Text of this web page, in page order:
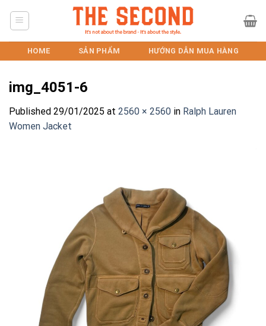
HOME SẢN PHẨM HƯỚNG DẪN MUA HÀNG
img_4051-6
Published 29/01/2025 at 2560 × 2560 in Ralph Lauren
Women Jacket